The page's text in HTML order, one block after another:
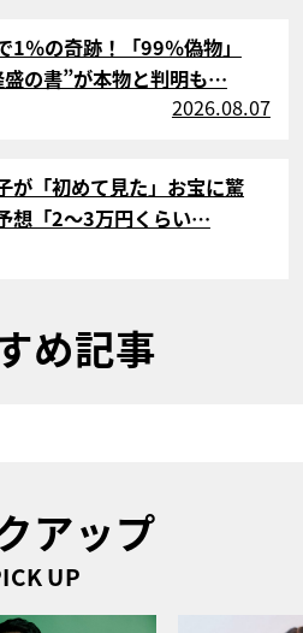
1％の奇跡！「99％偽物」
盛の書”が本物と判明も…
2026.08.07
が「初めて見た」お宝に驚
想「2～3万円くらい…
め記事
アップ
UP